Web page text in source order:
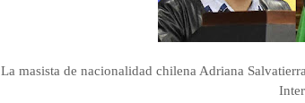
La masista de nacionalidad chilena Adriana